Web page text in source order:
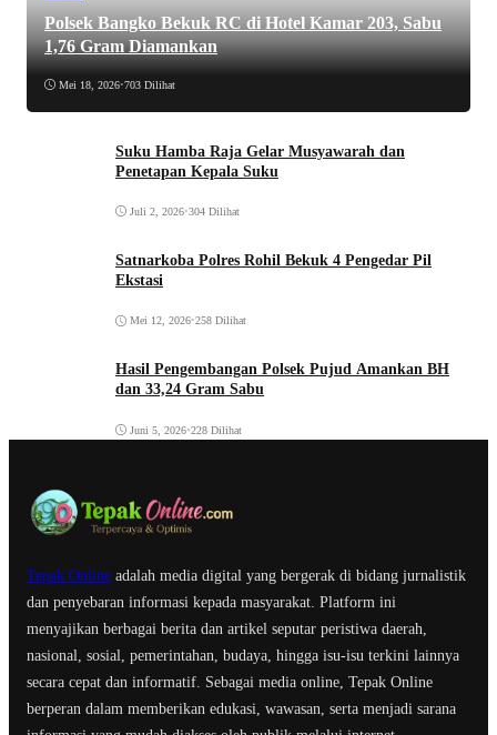
Polsek Bangko Bekuk RC di Hotel Kamar 203, Sabu
1,76 Gram Diamankan
Mei 18, 2026•703 Dilihat
Suku Hamba Raja Gelar Musyawarah dan
Penetapan Kepala Suku
Juli 2, 2026•304 Dilihat
Satnarkoba Polres Rohil Bekuk 4 Pengedar Pil
Ekstasi
Mei 12, 2026•258 Dilihat
Hasil Pengembangan Polsek Pujud Amankan BH
dan 33,24 Gram Sabu
Juni 5, 2026•228 Dilihat
Tepak Online adalah media digital yang bergerak di bidang jurnalistik
dan penyebaran informasi kepada masyarakat. Platform ini
menyajikan berbagai berita dan artikel seputar peristiwa daerah,
nasional, sosial, pemerintahan, budaya, hingga isu-isu terkini lainnya
secara cepat dan informatif. Sebagai media online, Tepak Online
berperan dalam memberikan edukasi, wawasan, serta menjadi sarana